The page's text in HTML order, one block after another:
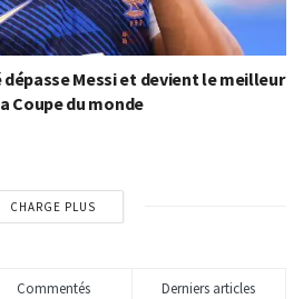
dépasse Messi et devient le meilleur
Coupe du monde
CHARGE PLUS
Commentés Derniers articles